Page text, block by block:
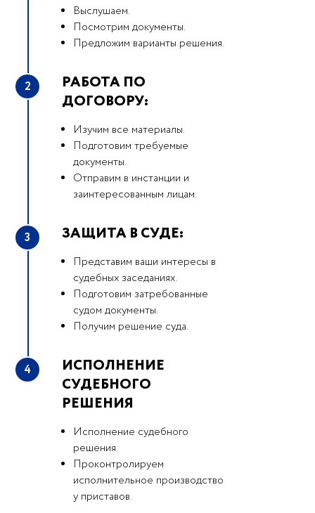
Выслушаем.
Посмотрим документы.
Предложим варианты решения.
2
РАБОТА ПО
ДОГОВОРУ:
Изучим все материалы.
Подготовим требуемые
документы.
Отправим в инстанции и
заинтересованным лицам.
3 ЗАЩИТА В СУДЕ:
Представим ваши интересы в
судебных заседаниях.
Подготовим затребованные
судом документы.
Получим решение суда.
4
ИСПОЛНЕНИЕ
СУДЕБНОГО
РЕШЕНИЯ
Исполнение судебного
решения.
Проконтролируем
исполнительное производство
у приставов.